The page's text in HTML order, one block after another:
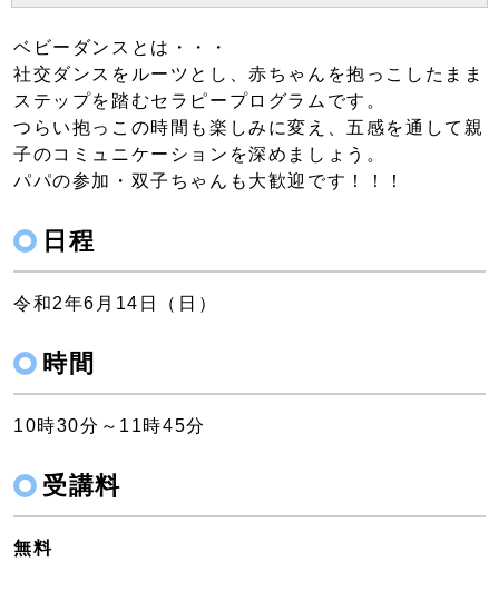
ベビーダンスとは・・・
社交ダンスをルーツとし、赤ちゃんを抱っこしたまま
ステップを踏むセラピープログラムです。
つらい抱っこの時間も楽しみに変え、五感を通して親
子のコミュニケーションを深めましょう。
パパの参加・双子ちゃんも大歓迎です！！！
日程
令和2年6月14日（日）
時間
10時30分～11時45分
受講料
無料